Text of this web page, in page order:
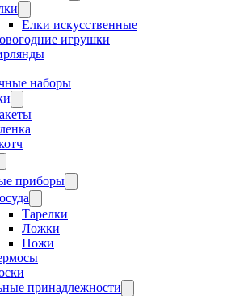
Елки искусственные
игрушки
наборы
приборы
Тарелки
Ложки
Ножи
принадлежности